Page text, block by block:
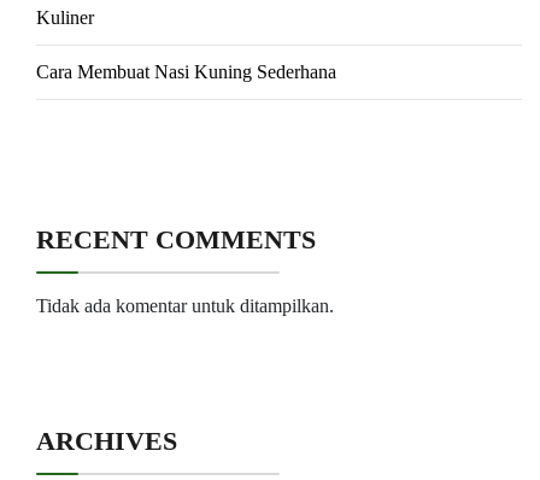
Kuliner
Cara Membuat Nasi Kuning Sederhana
RECENT COMMENTS
Tidak ada komentar untuk ditampilkan.
ARCHIVES